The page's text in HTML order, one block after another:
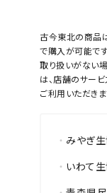
古今東北の商品
で購入が可能で
取り扱いがない
は、店舗のサー
ご利用いただき
みやぎ
いわて